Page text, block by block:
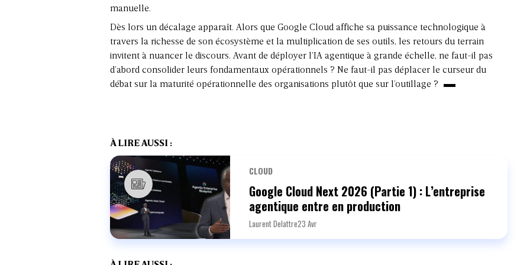
manuelle.
Dès lors un décalage apparaît. Alors que Google Cloud affiche sa puissance technologique à
travers la richesse de son écosystème et la multiplication de ses outils, les retours du terrain
invitent à nuancer le discours. Avant de déployer l’IA agentique à grande échelle, ne faut-il pas
d’abord consolider leurs fondamentaux opérationnels ? Ne faut-il pas déplacer le curseur du
débat sur la maturité opérationnelle des organisations plutôt que sur l’outillage ?
À LIRE AUSSI :
CLOUD
Google Cloud Next 2026 (Partie 1) : L’entreprise
agentique entre en production
Laurent Delattre23 Avr